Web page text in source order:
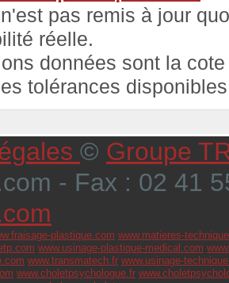
pas remis à jour
réelle.
données sont la
tolérances
© Groupe
- Fax : 02 41
plastique.com www.matieres-
www.usinage-plastique-medical.com
www.transmatech.fr www.usinage-
www.choletpsychologue.fr